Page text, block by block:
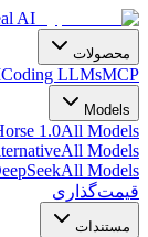
AI
محصولات
Coding LLMsMCP
Models
1.0All Models
All Models
All Models
قیمت‌گذاری
مستندات